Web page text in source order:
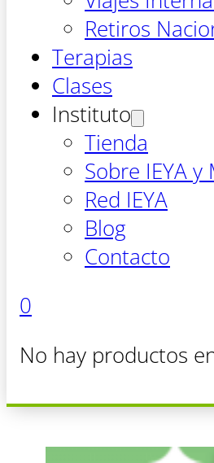
Retiros
Terapias
Clases
Instituto
Tienda
Sobre IEYA y
Red IEYA
Blog
Contacto
0
No hay productos